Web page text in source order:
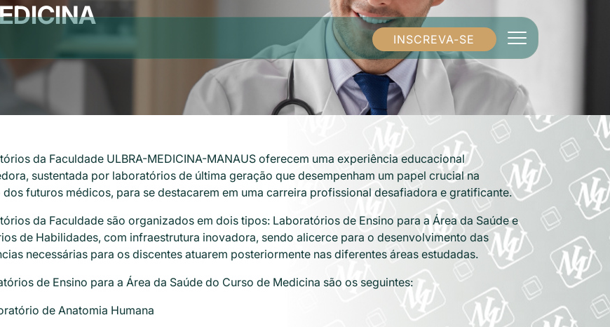
INSCREVA-SE
da Faculdade ULBRA-MEDICINA-MANAUS oferecem uma experiência educacional
sustentada por laboratórios de última geração que desempenham um papel crucial na
futuros médicos, para se destacarem em uma carreira profissional desafiadora e gratificante.
da Faculdade são organizados em dois tipos: Laboratórios de Ensino para a Área da Saúde e
de Habilidades, com infraestrutura inovadora, sendo alicerce para o desenvolvimento das
necessárias para os discentes atuarem posteriormente nas diferentes áreas estudadas.
de Ensino para a Área da Saúde do Curso de Medicina são os seguintes:
de Anatomia Humana